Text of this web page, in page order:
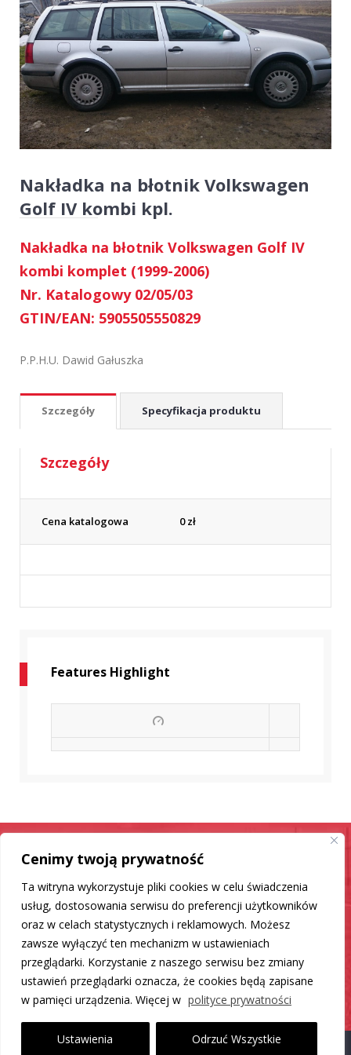
Cenimy twoją prywatność
Ta witryna wykorzystuje pliki cookies w celu świadczenia
usług, dostosowania serwisu do preferencji użytkowników
oraz w celach statystycznych i reklamowych. Możesz
zawsze wyłączyć ten mechanizm w ustawieniach
przeglądarki. Korzystanie z naszego serwisu bez zmiany
ustawień przeglądarki oznacza, że cookies będą zapisane
w pamięci urządzenia. Więcej w polityce prywatności
Ustawienia Odrzuć Wszystkie
Nakładka na błotnik Volkswagen
Golf IV kombi kpl.
Nakładka na błotnik Volkswagen Golf IV
kombi komplet (1999-2006)
Nr. Katalogowy 02/05/03
GTIN/EAN: 5905505550829
P.P.H.U. Dawid Gałuszka
Szczegóły Specyfikacja produktu
Szczegóły
Cena katalogowa 0zł
Features Highlight
Samochód jak nowy
Mamy dla Ciebie rozwiązanie
DO LISTY PRODUKTÓW